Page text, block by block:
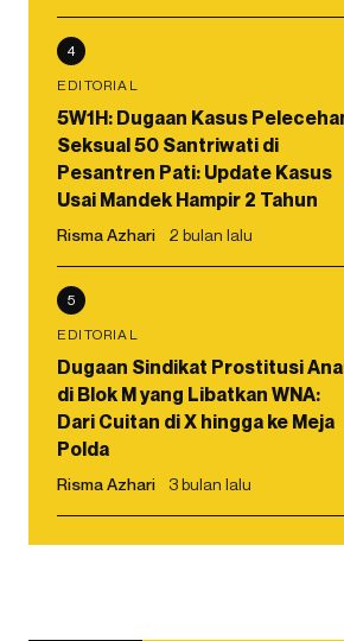
4
EDITORIAL
5W1H: Dugaan Kasus
Seksual 50 Santriwati di
Pesantren Pati: Update Kasus
Usai Mandek Hampir 2 Tahun
Risma Azhari 2 bulan lalu
5
EDITORIAL
Dugaan Sindikat Prostitusi
di Blok M yang Libatkan WNA:
Dari Cuitan di X hingga ke Meja
Polda
Risma Azhari 3 bulan lalu